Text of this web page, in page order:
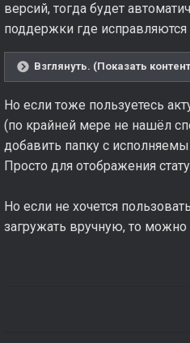
версий, тогда будет
поддержки где
Взглянуть. (Показать
Но если тоже пользуетесь
(по крайней мере не нашёл
добавить папку с
Просто для отображения
Но если не хочется
загружать вручную, то